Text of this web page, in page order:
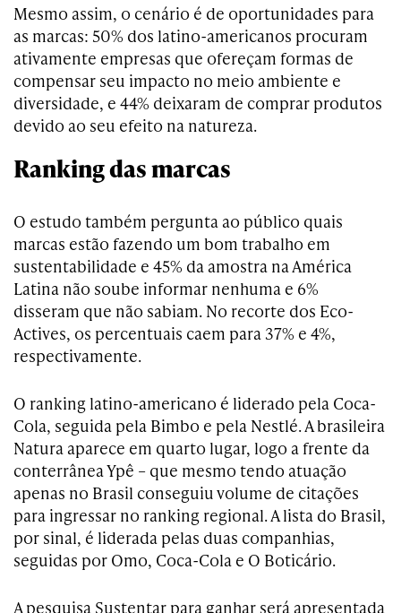
Mesmo assim, o cenário é de oportunidades para
as marcas: 50% dos latino-americanos procuram
ativamente empresas que ofereçam formas de
compensar seu impacto no meio ambiente e
diversidade, e 44% deixaram de comprar produtos
devido ao seu efeito na natureza.
Ranking das marcas
O estudo também pergunta ao público quais
marcas estão fazendo um bom trabalho em
sustentabilidade e 45% da amostra na América
Latina não soube informar nenhuma e 6%
disseram que não sabiam. No recorte dos Eco-
Actives, os percentuais caem para 37% e 4%,
respectivamente.
O ranking latino-americano é liderado pela Coca-
Cola, seguida pela Bimbo e pela Nestlé. A brasileira
Natura aparece em quarto lugar, logo a frente da
conterrânea Ypê – que mesmo tendo atuação
apenas no Brasil conseguiu volume de citações
para ingressar no ranking regional. A lista do Brasil,
por sinal, é liderada pelas duas companhias,
seguidas por Omo, Coca-Cola e O Boticário.
A pesquisa Sustentar para ganhar será apresentada